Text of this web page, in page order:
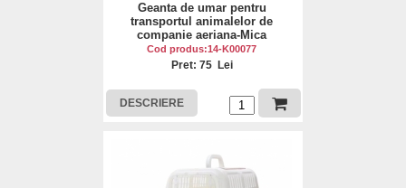
Geanta de umar pentru
transportul animalelor de
companie aeriana-Mica
Cod produs:14-K00077
Pret: 75 Lei
DESCRIERE